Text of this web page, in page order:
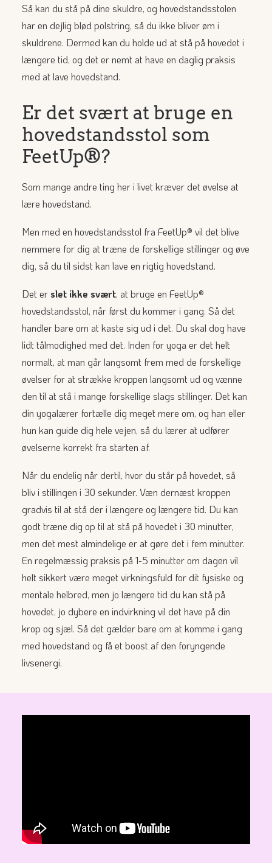
Så kan du stå på dine skuldre, og hovedstandsstolen
har en dejlig blød polstring, så du ikke bliver øm i
skuldrene. Dermed kan du holde ud at stå på hovedet i
længere tid, og det er nemt at have en daglig praksis
med at lave hovedstand.
Er det svært at bruge en
hovedstandsstol som
FeetUp®?
Som mange andre ting her i livet kræver det øvelse at
lære hovedstand.
Men med en hovedstandsstol fra FeetUp® vil det blive
nemmere for dig at træne de forskellige stillinger og øve
dig, så du til sidst kan lave en rigtig hovedstand.
Det er slet ikke svært, at bruge en FeetUp®
hovedstandsstol, når først du kommer i gang. Så det
handler bare om at kaste sig ud i det. Du skal dog have
lidt tålmodighed med det. Inden for yoga er det helt
normalt, at man går langsomt frem med de forskellige
øvelser for at strække kroppen langsomt ud og vænne
den til at stå i mange forskellige slags stillinger. Det kan
din yogalærer fortælle dig meget mere om, og han eller
hun kan guide dig hele vejen, så du lærer at udfører
øvelserne korrekt fra starten af.
Når du endelig når dertil, hvor du står på hovedet, så
bliv i stillingen i 30 sekunder. Væn dernæst kroppen
gradvis til at stå der i længere og længere tid. Du kan
godt træne dig op til at stå på hovedet i 30 minutter,
men det mest almindelige er at gøre det i fem minutter.
En regelmæssig praksis på 1-5 minutter om dagen vil
helt sikkert være meget virkningsfuld for dit fysiske og
mentale helbred, men jo længere tid du kan stå på
hovedet, jo dybere en indvirkning vil det have på din
krop og sjæl. Så det gælder bare om at komme i gang
med hovedstand og få et boost af den foryngende
livsenergi.